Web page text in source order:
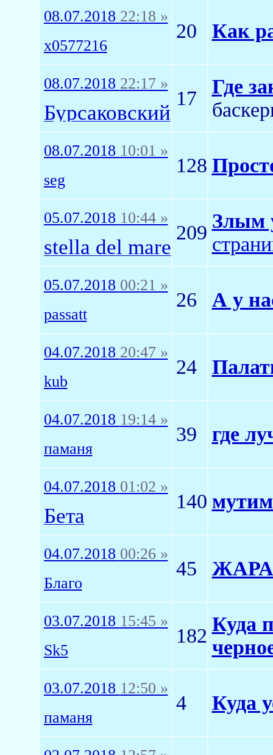
08.07.2018 22:18 »
x0577216
20 Как
08.07.2018 22:17 »
Бурсаковский
17
Где
08.07.2018 10:01 »
seg
128
05.07.2018 10:44 »
stella del mare
209
Злым
05.07.2018 00:21 »
passatt
26 А у
04.07.2018 20:47 »
kub
24
04.07.2018 19:14 »
паманя
39 где
04.07.2018 01:02 »
Бета
140
04.07.2018 00:26 »
Благо
45
03.07.2018 15:45 »
Sk5
182
Куда
03.07.2018 12:50 »
паманя
4 Куда